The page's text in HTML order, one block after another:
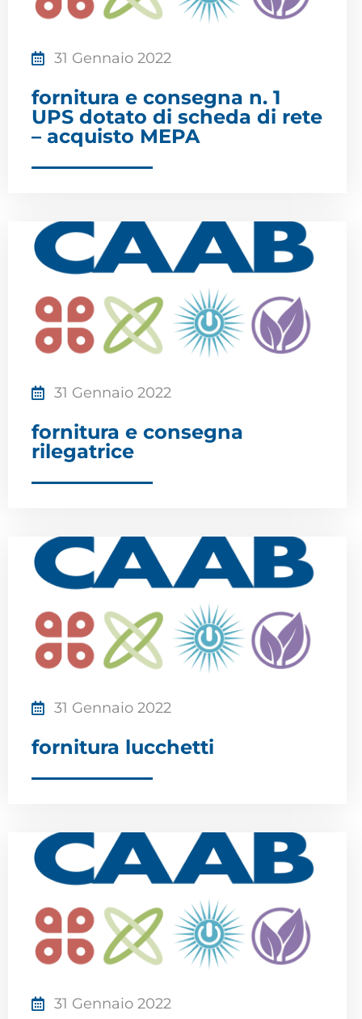
31 Gennaio 2022
fornitura e consegna n. 1
UPS dotato di scheda di rete
– acquisto MEPA
31 Gennaio 2022
fornitura e consegna
rilegatrice
31 Gennaio 2022
fornitura lucchetti
31 Gennaio 2022